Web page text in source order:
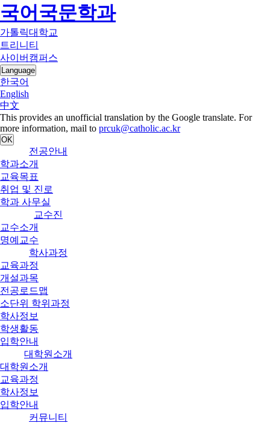
국어국문학과
가톨릭대학교
트리니티
사이버캠퍼스
Language
한국어
English
中文
This provides an unofficial translation by the Google translate. For
more information, mail to prcuk@catholic.ac.kr
OK
전공안내
학과소개
교육목표
취업 및 진로
학과 사무실
교수진
교수소개
명예교수
학사과정
교육과정
개설과목
전공로드맵
소단위 학위과정
학사정보
학생활동
입학안내
대학원소개
대학원소개
교육과정
학사정보
입학안내
커뮤니티